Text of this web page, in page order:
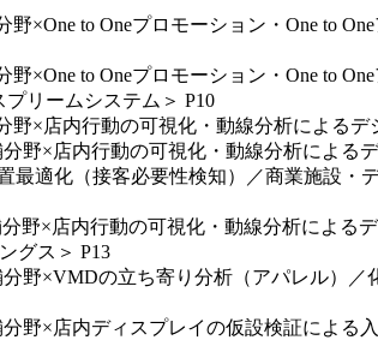
×One to Oneプロモーション・One to
×One to Oneプロモーション・One to
リームシステム＞ P10
×店内行動の可視化・動線分析による
野×店内行動の可視化・動線分析によ
適化（接客必要性検知）／商業施設・
野×店内行動の可視化・動線分析によ
グス＞ P13
野×VMDの立ち寄り分析（アパレル）
野×店内ディスプレイの仮設検証による